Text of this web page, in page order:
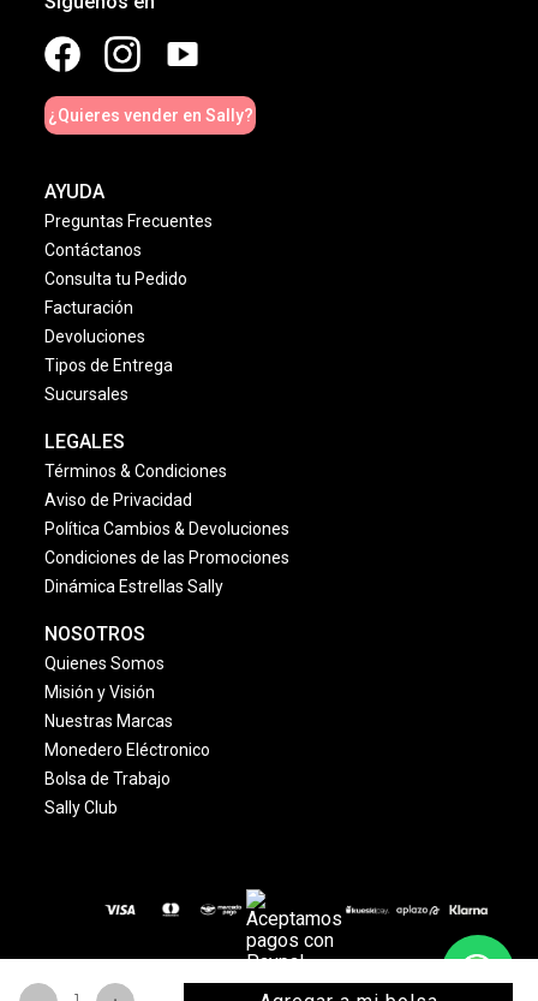
¿Quieres vender en Sally?
AYUDA
Preguntas Frecuentes
Contáctanos
Consulta tu Pedido
Facturación
Devoluciones
Tipos de Entrega
Sucursales
LEGALES
Términos & Condiciones
Aviso de Privacidad
Política Cambios & Devoluciones
Condiciones de las Promociones
Dinámica Estrellas Sally
NOSOTROS
Quienes Somos
Misión y Visión
Nuestras Marcas
Monedero Eléctronico
Bolsa de Trabajo
Sally Club
© 2024 Copyright. Todos los derechos reservados